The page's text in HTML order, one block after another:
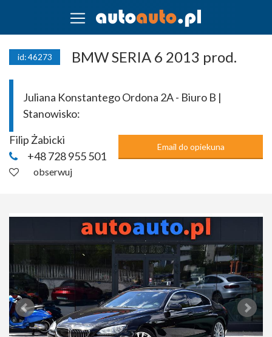
id: 46273 BMW SERIA 6 2013 prod.
Juliana Konstantego Ordona 2A - Biuro B |
Stanowisko:
Filip Żabicki
+48 728 955 501
Email do opiekuna
obserwuj